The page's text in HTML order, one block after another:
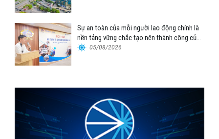
Sự an toàn của mỗi người lao động chính là
nền tảng vững chắc tạo nên thành công của
Cảng Đà Nẵng
05/08/2026